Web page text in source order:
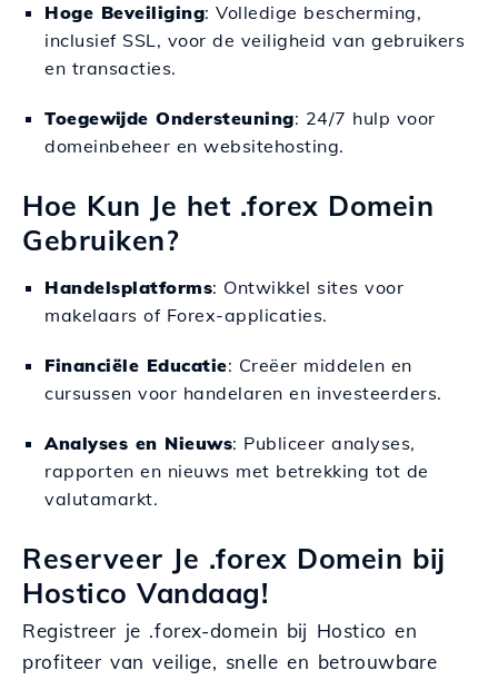
Hoge Beveiliging: Volledige bescherming,
inclusief SSL, voor de veiligheid van gebruikers
en transacties.
Toegewijde Ondersteuning: 24/7 hulp voor
domeinbeheer en websitehosting.
Hoe Kun Je het .forex Domein
Gebruiken?
Handelsplatforms: Ontwikkel sites voor
makelaars of Forex-applicaties.
Financiële Educatie: Creëer middelen en
cursussen voor handelaren en investeerders.
Analyses en Nieuws: Publiceer analyses,
rapporten en nieuws met betrekking tot de
valutamarkt.
Reserveer Je .forex Domein bij
Hostico Vandaag!
Registreer je .forex-domein bij Hostico en
profiteer van veilige, snelle en betrouwbare